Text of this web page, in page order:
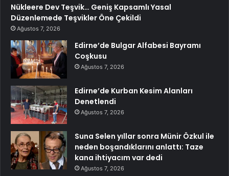
Nükleere Dev Teşvik… Geniş Kapsamlı Yasal
Düzenlemede Teşvikler Öne Çekildi
Ağustos 7, 2026
Edirne’de Bulgar Alfabesi Bayramı
Coşkusu
Ağustos 7, 2026
Edirne’de Kurban Kesim Alanları
Denetlendi
Ağustos 7, 2026
Suna Selen yıllar sonra Münir Özkul ile
neden boşandıklarını anlattı: Taze
kana ihtiyacım var dedi
Ağustos 7, 2026